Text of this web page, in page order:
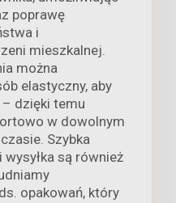
poprawę
i
mieszkalnej.
można
elastyczny, aby
– dzięki temu
w dowolnym
Szybka
są również
opakowań, który